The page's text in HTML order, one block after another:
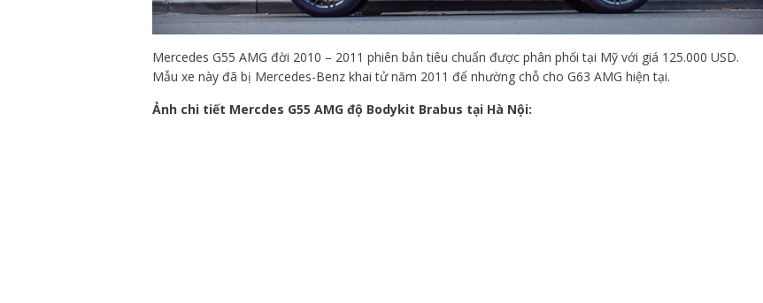
Mercedes G55 AMG đời 2010 – 2011 phiên bản tiêu chuẩn được phân phối tại Mỹ với giá 125.000 USD.
Mẫu xe này đã bị Mercedes-Benz khai tử năm 2011 để nhường chỗ cho G63 AMG hiện tại.
Ảnh chi tiết Mercdes G55 AMG độ Bodykit Brabus tại Hà Nội: